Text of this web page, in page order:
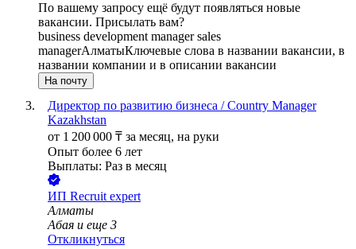
По вашему запросу ещё будут появляться новые
вакансии. Присылать вам?
business development manager sales
managerАлматыКлючевые слова в названии вакансии, в
названии компании и в описании вакансии
На почту
Директор по развитию бизнеса / Country Manager
Kazakhstan
от 1 200 000 ₸ за месяц, на руки
Опыт более 6 лет
Выплаты: Раз в месяц
ИП Recruit expert
Алматы
Абая и еще 3
Откликнуться